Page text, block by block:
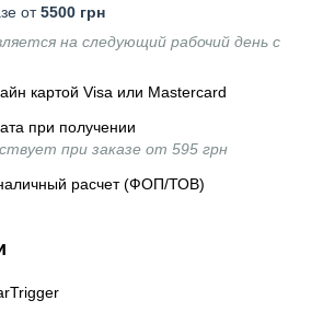
от5500 грн
на следующий рабочий день с
картой Visa или Mastercard
при получении
при заказе от 595 грн
расчет (ФОП/ТОВ)